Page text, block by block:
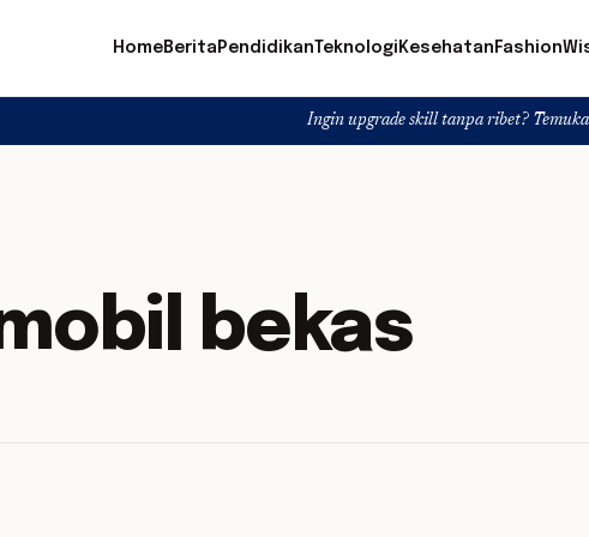
HomeBerita PendidikanTeknologi Kesehatan Fashion
Ingin upgrade skill tanpa ribet? Temukan kelas
bekas